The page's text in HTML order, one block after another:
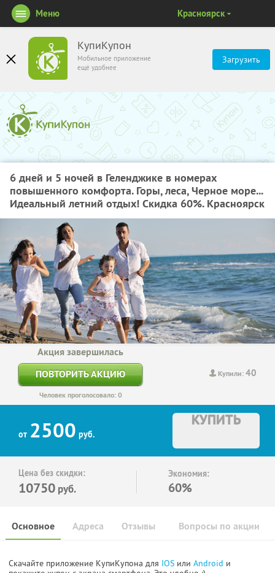
КупиКупон
Мобильное приложение
ещё удобнее
Загрузить
Меню Красноярск
6 дней и 5 ночей в Геленджике в номерах
повышенного комфорта. Горы, леса, Черное море...
Идеальный летний отдых! Скидка 60%. Красноярск
Купили:40
Акция завершилась
ПОВТОРИТЬ АКЦИЮ
Человек проголосовало: 0
от 2500 руб.
КУПИТЬ
Цена без скидки:
10750 руб.
Экономия:
60%
Основное Отзывы Вопросы по акции
Адреса
Скачайте приложение КупиКупона для IOS или Android и